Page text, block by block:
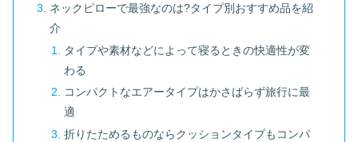
ネックピローで最強なのは?タイプ別おすすめ品を紹
介
タイプや素材などによって寝るときの快適性が変
わる
コンパクトなエアータイプはかさばらず旅行に最
適
折りたためるものならクッションタイプもコンパ